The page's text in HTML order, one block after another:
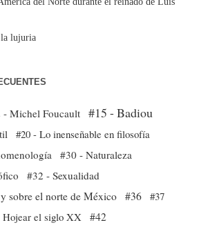
la lujuria
- Michel Foucault #15 - Badiou
#20 - Lo inenseñable en filosofía
#30 - Naturaleza
#32 - Sexualidad
sobre el norte de México #36 #37
Hojear el siglo XX #42